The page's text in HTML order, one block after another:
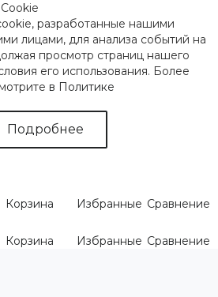
разработанные нашими
лицами, для анализа событий на
просмотр страниц нашего
его использования. Более
в Политике
Подробнее
Корзина Избранные Сравнение
Корзина Избранные Сравнение